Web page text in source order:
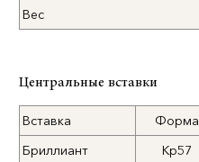
Вес
Центральные вставки
Вставка Форма
Бриллиант
Кр57